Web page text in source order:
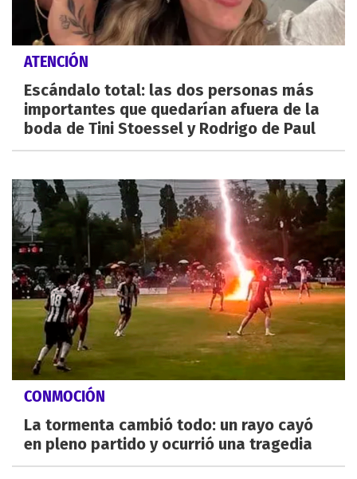
ATENCIÓN
Escándalo total: las dos personas más
importantes que quedarían afuera de la
boda de Tini Stoessel y Rodrigo de Paul
CONMOCIÓN
La tormenta cambió todo: un rayo cayó
en pleno partido y ocurrió una tragedia